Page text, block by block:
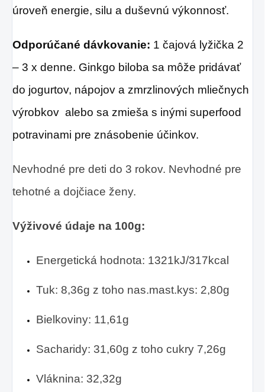
úroveň energie, silu a duševnú výkonnosť.
Odporúčané dávkovanie: 1 čajová lyžička 2
– 3 x denne. Ginkgo biloba sa môže pridávať
do jogurtov, nápojov a zmrzlinových mliečnych
výrobkov alebo sa zmieša s inými superfood
potravinami pre znásobenie účinkov.
Nevhodné pre deti do 3 rokov. Nevhodné pre
tehotné a dojčiace ženy.
Výživové údaje na 100g:
Energetická hodnota: 1321kJ/317kcal
Tuk: 8,36g z toho nas.mast.kys: 2,80g
Bielkoviny: 11,61g
Sacharidy: 31,60g z toho cukry 7,26g
Vláknina: 32,32g